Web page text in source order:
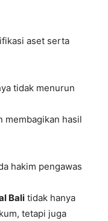
aset serta
tidak menurun
membagikan hasil
hakim pengawas
Bali tidak hanya
tetapi juga